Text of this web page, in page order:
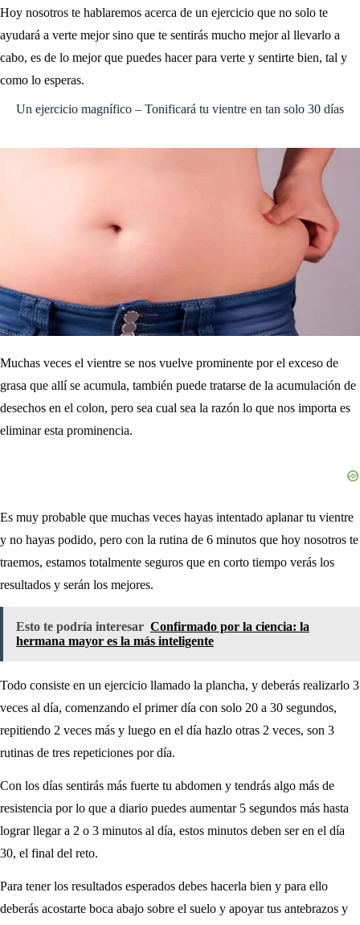
Hoy nosotros te hablaremos acerca de un ejercicio que no solo te
ayudará a verte mejor sino que te sentirás mucho mejor al llevarlo a
cabo, es de lo mejor que puedes hacer para verte y sentirte bien, tal y
como lo esperas.
Un ejercicio magnífico – Tonificará tu vientre en tan solo 30 días
Muchas veces el vientre se nos vuelve prominente por el exceso de
grasa que allí se acumula, también puede tratarse de la acumulación de
desechos en el colon, pero sea cual sea la razón lo que nos importa es
eliminar esta prominencia.
Es muy probable que muchas veces hayas intentado aplanar tu vientre
y no hayas podido, pero con la rutina de 6 minutos que hoy nosotros te
traemos, estamos totalmente seguros que en corto tiempo verás los
resultados y serán los mejores.
Esto te podría interesar Confirmado por la ciencia: la
hermana mayor es la más inteligente
Todo consiste en un ejercicio llamado la plancha, y deberás realizarlo 3
veces al día, comenzando el primer día con solo 20 a 30 segundos,
repitiendo 2 veces más y luego en el día hazlo otras 2 veces, son 3
rutinas de tres repeticiones por día.
Con los días sentirás más fuerte tu abdomen y tendrás algo más de
resistencia por lo que a diario puedes aumentar 5 segundos más hasta
lograr llegar a 2 o 3 minutos al día, estos minutos deben ser en el día
30, el final del reto.
Para tener los resultados esperados debes hacerla bien y para ello
deberás acostarte boca abajo sobre el suelo y apoyar tus antebrazos y